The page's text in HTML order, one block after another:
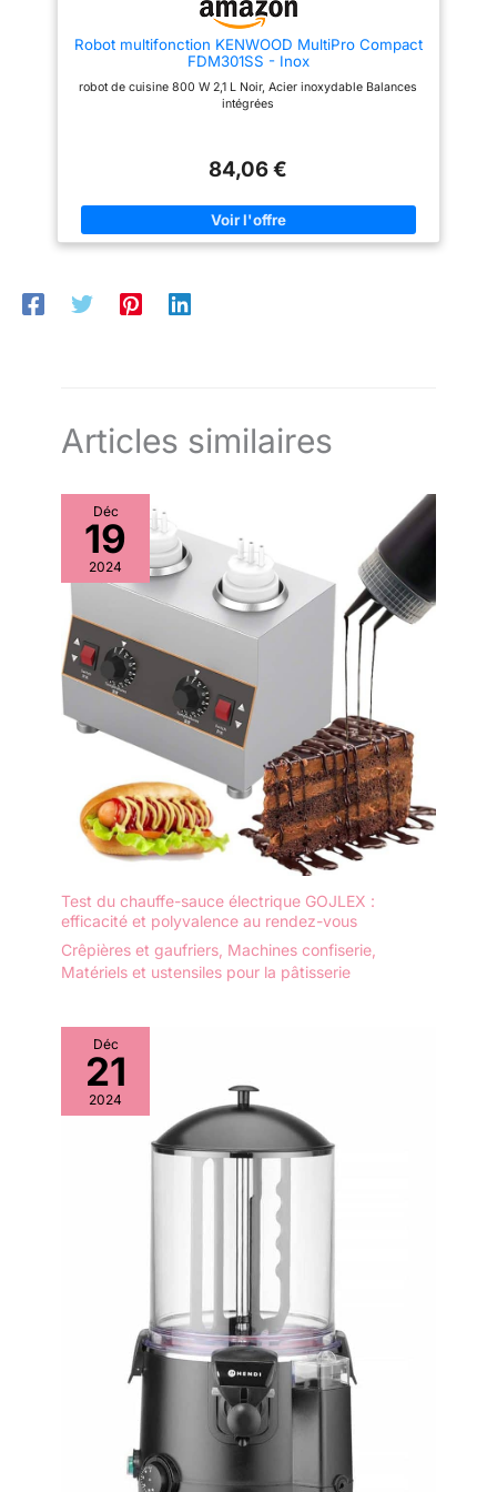
Robot multifonction KENWOOD MultiPro Compact
FDM301SS - Inox
robot de cuisine 800 W 2,1 L Noir, Acier inoxydable Balances
intégrées
84,06 €
Articles similaires
Déc
19
2024
Test du chauffe-sauce électrique GOJLEX :
efficacité et polyvalence au rendez-vous
Crêpières et gaufriers Machines confiserie
Matériels et ustensiles pour la pâtisserie
Déc
21
2024